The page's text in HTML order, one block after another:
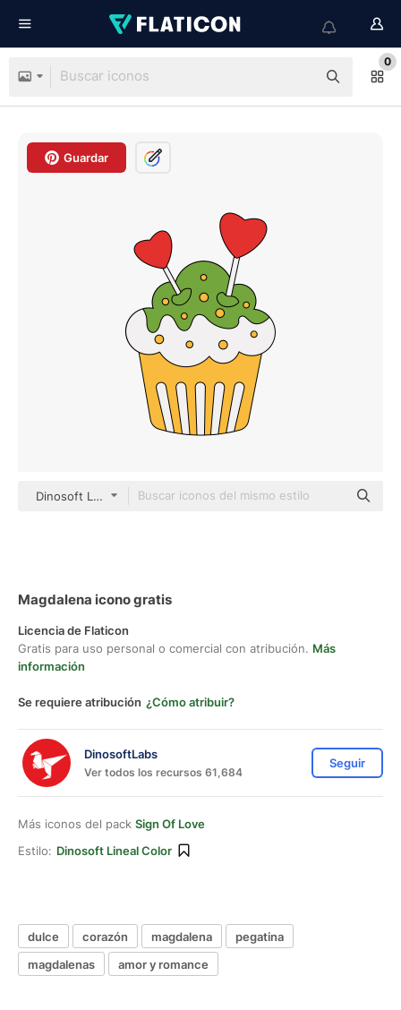
0
Guardar
Dinosoft Lineal Color
Magdalena icono gratis
Licencia de Flaticon
Gratis para uso personal o comercial con atribución. Más
información
Se requiere atribución ¿Cómo atribuir?
DinosoftLabs
Ver todos los recursos 61,684
Seguir
Más iconos del pack Sign Of Love
Estilo: Dinosoft Lineal Color
dulce corazón magdalena
pegatina
magdalenas
amor y romance